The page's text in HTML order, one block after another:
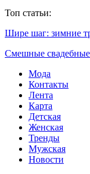
Топ статьи:
Шире шаг: зимние
Смешные свадебные
Мода
Контакты
Лента
Карта
Детская
Женская
Тренды
Мужская
Новости